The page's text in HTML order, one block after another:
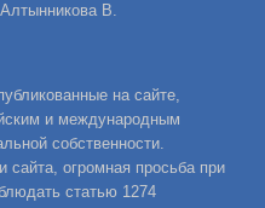
В.
на сайте,
и международным
собственности.
огромная просьба при
статью 1274